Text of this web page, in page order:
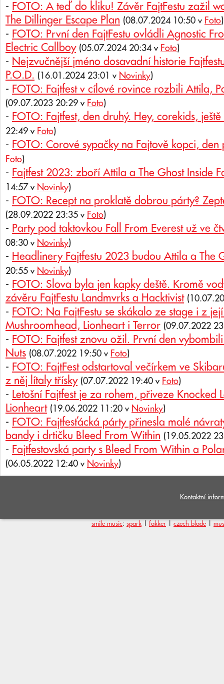
- FOTO: A teď do kliku! Závěr FajtFestu zažil
The Dillinger Escape Plan (08.07.2024 10:50 v Foto)
- FOTO: První den FajtFestu ovládli Agnostic
Electric Callboy (05.07.2024 20:34 v Foto)
- Nejzvučnější jméno dosavadní historie
P.O.D. (16.01.2024 23:01 v Novinky)
- FOTO: Fajtfest v cílové rovince rozbili Attila,
(09.07.2023 20:29 v Foto)
- FOTO: Fajtfest, den druhý. Hey, corekids,
22:49 v Foto)
- FOTO: Corové sypačky na Fajtově kopci, den
Foto)
- Fajtfest 2023: zboří Attila a The Ghost Inside
14:57 v Novinky)
- FOTO: Recept na proklatě dobrou párty?
(28.09.2022 23:35 v Foto)
- Party pod taktovkou Fall From Everest už ve
08:30 v Novinky)
- Headlinery Fajtfestu 2023 budou Attila a The
20:55 v Novinky)
- FOTO: Slova byla jen kapky deště. Kromě
závěru FajtFestu Landmvrks a Hacktivist
- FOTO: Na FajtFestu se skákalo ze stage i z
Mushroomhead, Lionheart i Terror (09.07.2022
- FOTO: Fajtfest znovu ožil. První den
Nuts (08.07.2022 19:50 v Foto)
- FOTO: FajtFest odstartoval večírkem ve
z něj lítaly třísky (07.07.2022 19:40 v Foto)
- Letošní Fajtfest je za rohem, přiveze Knocked
Lionheart (19.06.2022 11:20 v Novinky)
- FOTO: Fajtfesťácká párty přinesla malé
bandy i drtičku Bleed From Within (19.05.2022
- Fajtfestovská party s Bleed From Within a
(06.05.2022 12:40 v Novinky)
Kontaktní
smile music: spark fakker czech blade